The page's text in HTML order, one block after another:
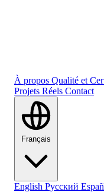
À propos Qualité et
Projets Réels Contact
English Русский